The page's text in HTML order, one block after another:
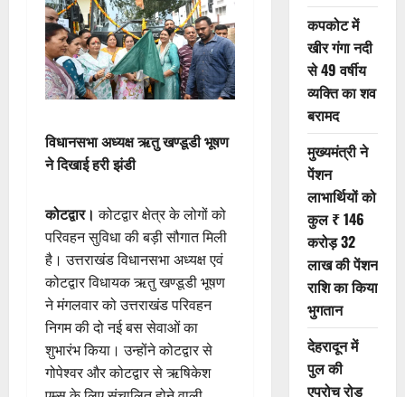
विधानसभा अध्यक्ष ऋतु खण्डूडी भूषण
ने दिखाई हरी झंडी
कोटद्वार। कोटद्वार क्षेत्र के लोगों को
परिवहन सुविधा की बड़ी सौगात मिली
है। उत्तराखंड विधानसभा अध्यक्ष एवं
कोटद्वार विधायक ऋतु खण्डूडी भूषण
ने मंगलवार को उत्तराखंड परिवहन
निगम की दो नई बस सेवाओं का
शुभारंभ किया। उन्होंने कोटद्वार से
गोपेश्वर और कोटद्वार से ऋषिकेश
कपकोट में
खीर गंगा नदी
से 49 वर्षीय
व्यक्ति का शव
बरामद
मुख्यमंत्री ने
पेंशन
लाभार्थियों को
कुल ₹ 146
करोड़ 32
लाख की पेंशन
राशि का किया
भुगतान
देहरादून में
पुल की
एप्रोच रोड